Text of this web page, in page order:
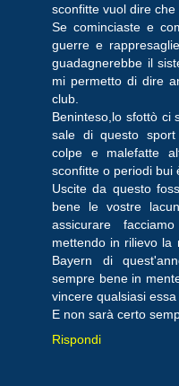
sconfitte vuol dire
Se cominciaste e
guerre e
guadagnerebbe il
mi permetto di dire
club.
Beninteso,lo sfottò ci
sale di questo
colpe e malefatte
sconfitte o periodi bui
Uscite da questo
bene le vostre
assicurare
mettendo in rilievo la
Bayern di
sempre bene in
vincere qualsiasi essa
E non sarà certo
Rispondi